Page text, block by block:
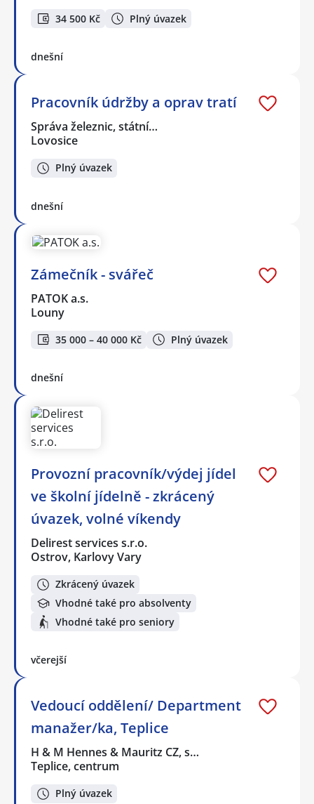
34 500 Kč Plný úvazek
dnešní
Pracovník údržby a oprav tratí
Správa železnic, státní…
Lovosice
Plný úvazek
dnešní
Zámečník - svářeč
PATOK a.s.
Louny
35 000 – 40 000 Kč Plný úvazek
dnešní
Provozní pracovník/výdej jídel
ve školní jídelně - zkrácený
úvazek, volné víkendy
Delirest services s.r.o.
Ostrov, Karlovy Vary
Zkrácený úvazek
Vhodné také pro absolventy
Vhodné také pro seniory
včerejší
Vedoucí oddělení/ Department
manažer/ka, Teplice
H & M Hennes & Mauritz CZ, s…
Teplice, centrum
Plný úvazek